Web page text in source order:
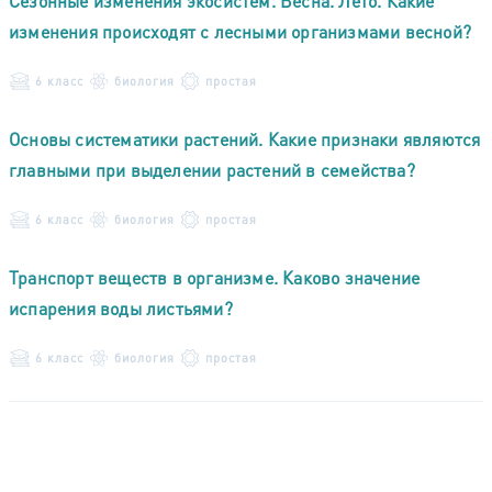
изменения происходят с лесными организмами весной?
6 класс биология простая
Основы систематики растений. Какие признаки являются
главными при выделении растений в семейства?
6 класс биология простая
Транспорт веществ в организме. Каково значение
испарения воды листьями?
6 класс биология простая